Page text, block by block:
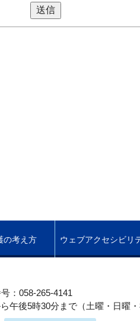
送信
の考え方 ウェブアクセシビリ
：058-265-4141
後5時30分まで（土曜・日曜・